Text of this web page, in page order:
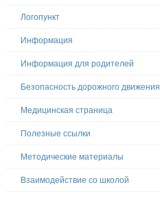
Логопункт
Информация
Информация для родителей
Безопасность дорожного движения
Медицинская страница
Полезные ссылки
Методические материалы
Взаимодействие со школой